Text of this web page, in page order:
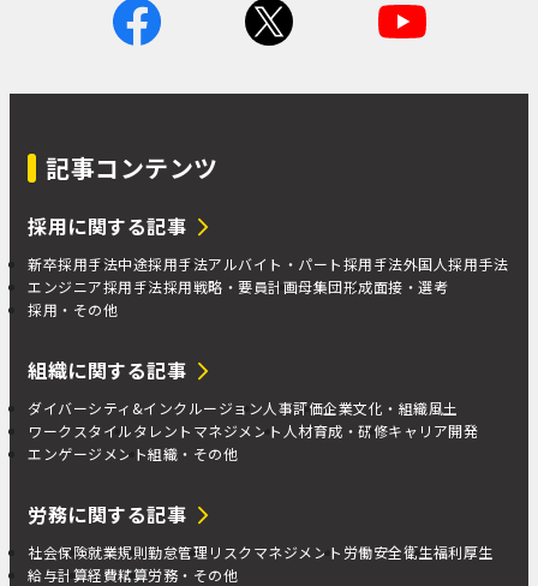
記事コンテンツ
採用に関する記事
新卒採用手法中途採用手法アルバイト・パート採用手法外国人採用手法
エンジニア採用手法採用戦略・要員計画母集団形成面接・選考
採用・その他
組織に関する記事
ダイバーシティ&インクルージョン人事評価企業文化・組織風土
ワークスタイルタレントマネジメント 人材育成・研修キャリア開発
エンゲージメント組織・その他
労務に関する記事
社会保険就業規則勤怠管理 リスクマネジメント 労働安全衛生福利厚生
給与計算経費精算労務・その他